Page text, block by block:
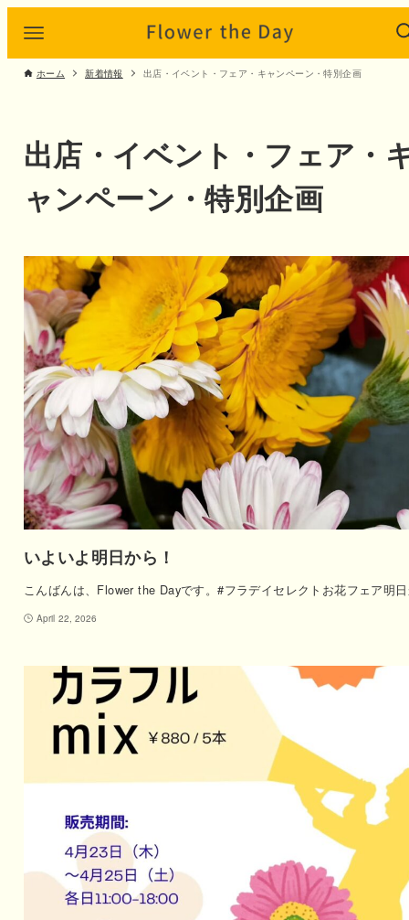
ホーム 新着情報 出店・イベント・フェア・キャンペーン・特別企画
出店・イベント・フェア・
ャンペーン・特別企画
いよいよ明日から！
こんばんは、Flower the Dayです。#フラデイセレクトお花フェア明
April 22, 2026